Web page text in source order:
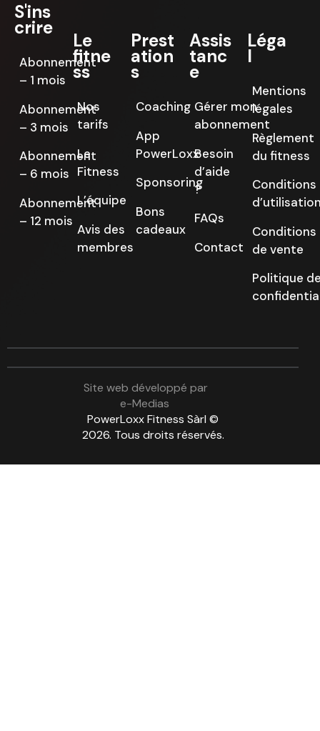
S'ins
crire
Abonnement
– 1 mois
Abonnement
– 3 mois
Abonnement
– 6 mois
Abonnement
– 12 mois
Le
fitne
ss
Nos
tarifs
Le
Fitness
L’équipe
Avis des
membres
Prest
ation
s
Coaching
App
PowerLoxx
Sponsoring
Bons
cadeaux
Assis
tanc
e
Gérer mon
abonnement
Besoin
d’aide
?
FAQs
Contact
Léga
l
Mentions
légales
Règlement
du fitness
Conditions
Conditions
de vente
Politique
Site web développé par
e-Medias
PowerLoxx Fitness Sàrl ©
2026. Tous droits réservés.